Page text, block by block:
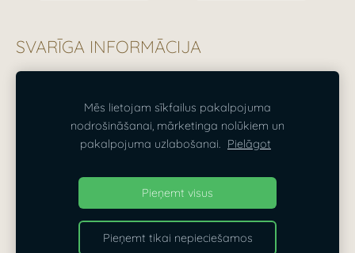
SVARĪGA INFORMĀCIJA
SĪKDATNES
Dizaina Parks — dekorēšana Rīgā, Pierīgā un visā
Latvijā
Mēs lietojam sīkfailus pakalpojuma
nodrošināšanai, mārketinga nolūkiem un
pakalpojuma uzlabošanai. Pielāgot
Pieņemt visus
Pieņemt tikai nepieciešamos